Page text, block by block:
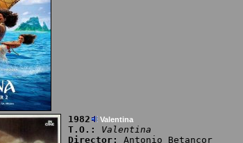
1982 Valentina
T.O.:
Valentina
Director:
Antonio Betancor